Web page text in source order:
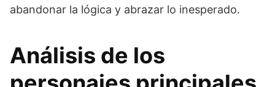
abandonar la lógica y abrazar lo inesperado.
Análisis de los